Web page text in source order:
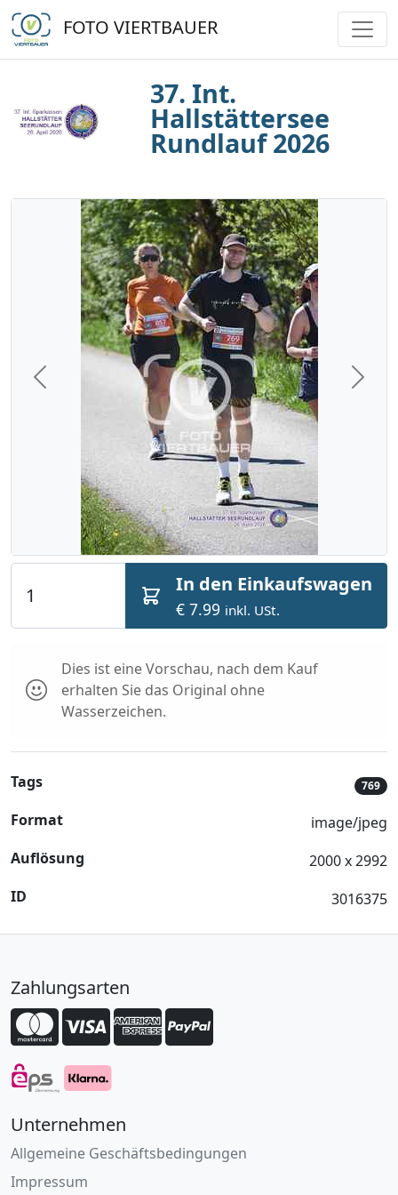
FOTO VIERTBAUER
37. Int.
Hallstättersee
Rundlauf 2026
Previous Next
In den Einkaufswagen
€ 7.99 inkl. USt.
Dies ist eine Vorschau, nach dem Kauf
erhalten Sie das Original ohne
Wasserzeichen.
Tags 769
Format
image/jpeg
Auflösung
2000 x 2992
ID
3016375
Zahlungsarten
Unternehmen
Allgemeine Geschäftsbedingungen
Impressum